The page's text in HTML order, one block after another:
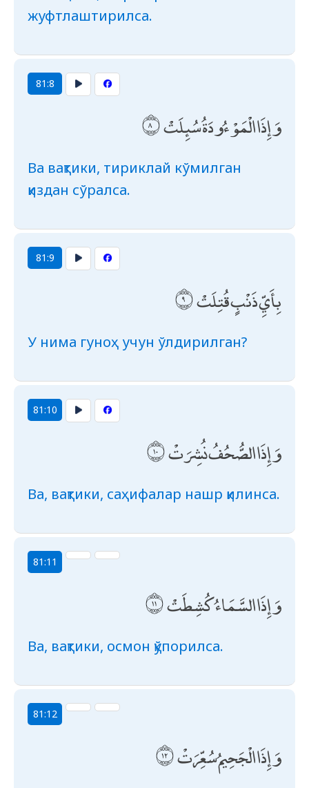
жуфтлаштирилса.
81:8
وَإِذَا الْمَوْءُودَةُ سُئِلَتْ
Ва вақтики, тириклай кўмилган
қиздан сўралса.
81:9
بِأَيِّ ذَنْبٍ قُتِلَتْ
У нима гуноҳ учун ўлдирилган?
81:10
وَإِذَا الصُّحُفُ نُشِرَتْ
Ва, вақтики, саҳифалар нашр қилинса.
81:11
وَإِذَا السَّمَاءُ كُشِطَتْ
Ва, вақтики, осмон қўпорилса.
81:12
وَإِذَا الْجَحِيمُ سُعِّرَتْ